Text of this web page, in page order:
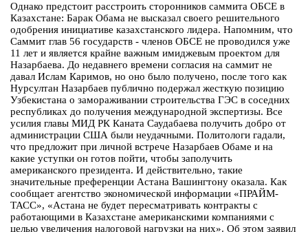
Однако предстоит расстроить сторонников саммита ОБСЕ в
Казахстане: Барак Обама не высказал своего решительного
одобрения инициативе казахстанского лидера. Напомним, что
Саммит глав 56 государств - членов ОБСЕ не проводился уже
11 лет и является крайне важным имиджевым проектом для
Назарбаева. До недавнего времени согласия на саммит не
давал Ислам Каримов, но оно было получено, после того как
Нурсултан Назарбаев публично подержал жесткую позицию
Узбекистана о замораживании строительства ГЭС в соседних
республиках до получения международной экспертизы. Все
усилия главы МИД РК Каната Саудабаева получить добро от
администрации США были неудачными. Политологи гадали,
что предложит при личной встрече Назарбаев Обаме и на
какие уступки он готов пойти, чтобы заполучить
американского президента. И действительно, такие
значительные преференции Астана Вашингтону оказала. Как
сообщает агентство экономической информации «ПРАЙМ-
ТАСС», «Астана не будет пересматривать контракты с
работающими в Казахстане американскими компаниями с
целью увеличения налоговой нагрузки на них». Об этом заявил